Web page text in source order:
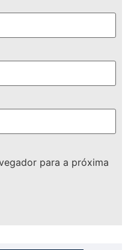
para a próxima